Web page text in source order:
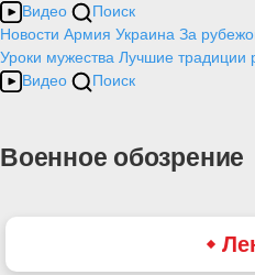
Видео
Поиск
Новости Армия Украина За
Уроки мужества Лучшие традиции
Видео
Поиск
Военное обозрение